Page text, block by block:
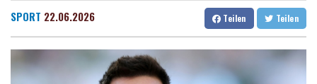
Dresden
Wien
31 °C
Salzburg
27 °C
Baden-Baden
26 °C
"Steile Lernkurve": Kretschmann lobt Amtsführung von Merz
US-Unternehmen bauen im Juli Arbeitsplätze ab
Saudi-Arabien, Türkei und Pakistan schließen inmitten von Iran-
Krieg Verteidigungsabkommen
SPORT 22.06.2026 Teilen Teilen